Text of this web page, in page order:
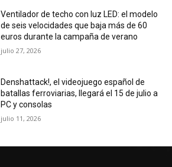
Ventilador de techo con luz LED: el modelo
de seis velocidades que baja más de 60
euros durante la campaña de verano
julio 27, 2026
Denshattack!, el videojuego español de
batallas ferroviarias, llegará el 15 de julio a
PC y consolas
julio 11, 2026